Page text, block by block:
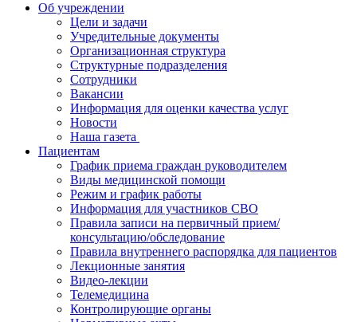
Об учреждении
Цели и задачи
Учредительные документы
Организационная структура
Структурные подразделения
Сотрудники
Вакансии
Информация для оценки качества услуг
Новости
​​Наша газета
Пациентам
График приема граждан руководителем
Виды медицинской помощи
Режим и график работы
Информация для участников СВО
Правила записи на первичный прием/
консультацию/обследование
Правила внутреннего распорядка для пациентов
Лекционные занятия
Видео-лекции
Телемедицина
Контролирующие органы